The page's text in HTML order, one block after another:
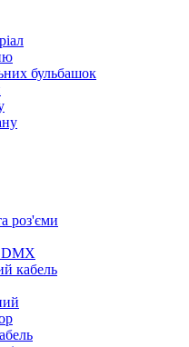
бульбашок
роз'єми
DMX
кабель